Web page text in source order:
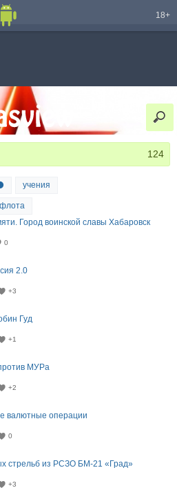
18+
124
учения
Город воинской славы Хабаровск
0
2.0
+3
Гуд
+1
МУРа
+2
валютные операции
0
стрельб из РСЗО БМ-21 «Град»
+3